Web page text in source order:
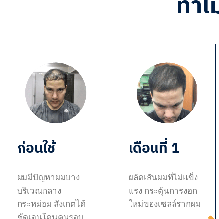
ก่อนใช้
ผมมีปัญหาผมบาง
บริเวณกลาง
กระหม่อม สังเกตได้
เดือนที่ 1
ผลัดเส้นผมที่ไม่แข็ง
แรง กระตุ้นการงอก
ใหม่ของเซลล์รากผม